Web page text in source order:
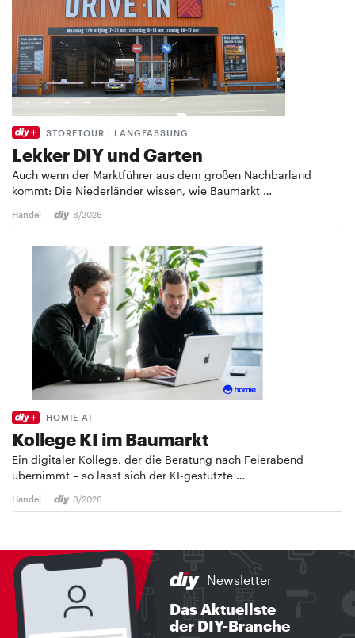
STORETOUR | LANGFASSUNG
Lekker DIY und Garten
Auch wenn der Marktführer aus dem großen Nachbarland
kommt: Die Niederländer wissen, wie Baumarkt …
Handel 8/2026
HOMIE AI
Kollege KI im Baumarkt
Ein digitaler Kollege, der die Beratung nach Feierabend
übernimmt – so lässt sich der KI-gestützte …
Handel 8/2026
Newsletter
Das Aktuellste
der DIY-Branche